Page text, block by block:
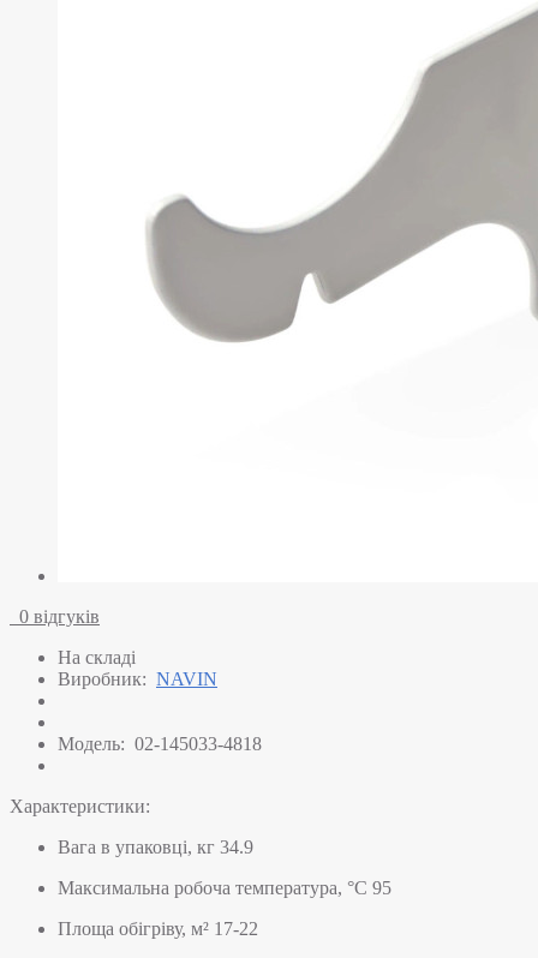
0 відгуків
На складі
Виробник: NAVIN
Модель: 02-145033-4818
Характеристики:
Вага в упаковці, кг 34.9
Максимальна робоча температура, °C 95
Площа обігріву, м² 17-22